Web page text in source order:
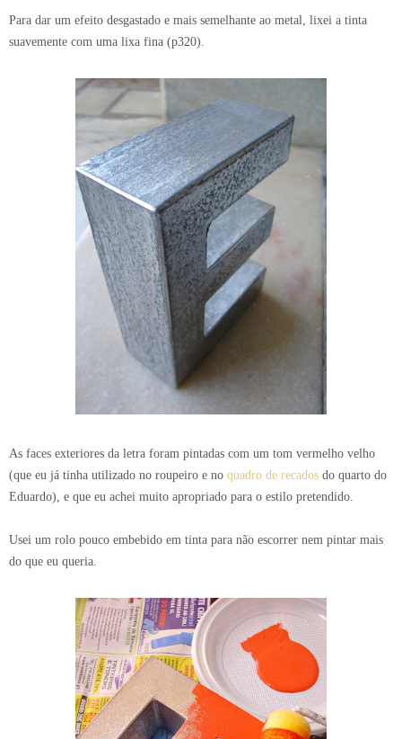
Para dar um efeito desgastado e mais semelhante ao metal, lixei a tinta
suavemente com uma lixa fina (p320).
As faces exteriores da letra foram pintadas com um tom vermelho velho
(que eu já tinha utilizado no roupeiro e no quadro de recados do quarto do
Eduardo), e que eu achei muito apropriado para o estilo pretendido.
Usei um rolo pouco embebido em tinta para não escorrer nem pintar mais
do que eu queria.